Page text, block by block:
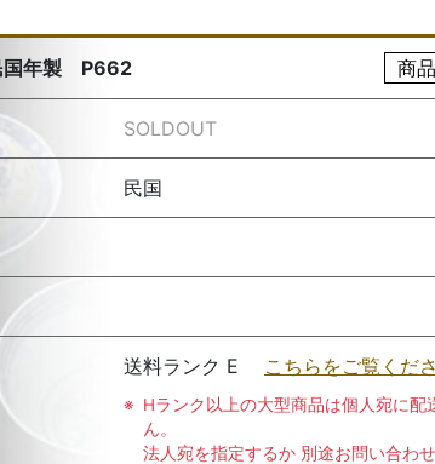
国年製 P662 商
SOLDOUT
民国
送料ランク E こちらをご覧くだ
Hランク以上の大型商品は個人宛に配
ん。
法人宛を指定するか 別途お問い合わせ